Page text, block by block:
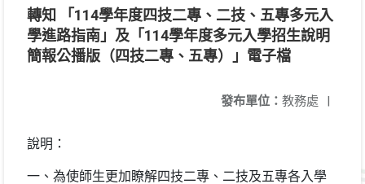
轉知 「114學年度四技二專、二技、五專多元入
學進路指南」及「114學年度多元入學招生說明
簡報公播版（四技二專、五專）」電子檔
發布單位： 教務處 |
說明：
一、為使師生更加瞭解四技二專、二技及五專各入學